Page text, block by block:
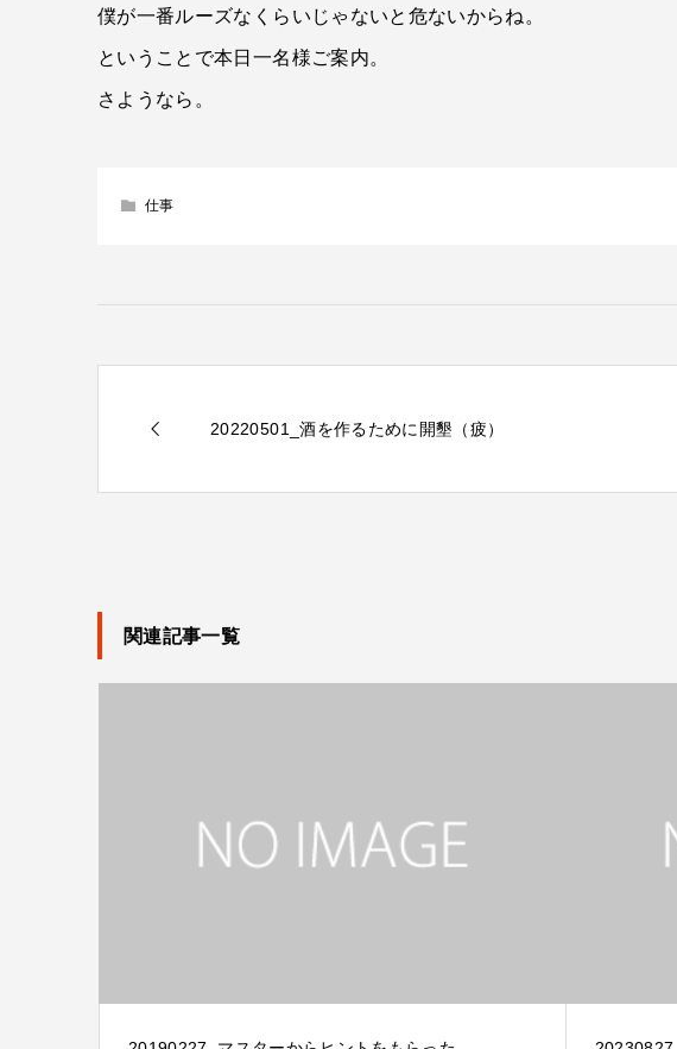
僕が一番ルーズなくらいじゃないと危ないからね。
ということで本日一名様ご案内。
さようなら。
仕事
20220501_酒を作るために開墾（疲）
関連記事一覧